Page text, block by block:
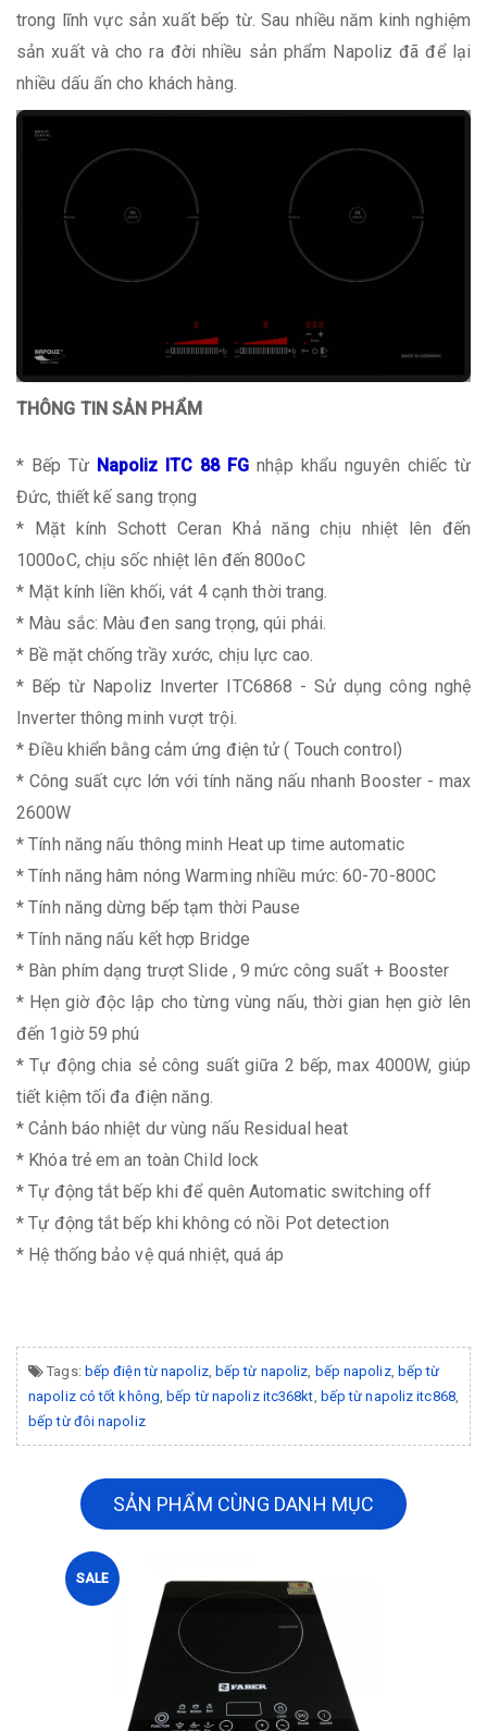
trong lĩnh vực sản xuất bếp từ. Sau nhiều năm kinh nghiệm
sản xuất và cho ra đời nhiều sản phẩm Napoliz đã để lại
nhiều dấu ấn cho khách hàng.
THÔNG TIN SẢN PHẨM
* Bếp Từ Napoliz ITC 88 FG nhập khẩu nguyên chiếc từ
Đức, thiết kế sang trọng
* Mặt kính Schott Ceran Khả năng chịu nhiệt lên đến
1000oC, chịu sốc nhiệt lên đến 800oC
* Mặt kính liền khối, vát 4 cạnh thời trang.
* Màu sắc: Màu đen sang trọng, qúi phái.
* Bề mặt chống trầy xước, chịu lực cao.
* Bếp từ Napoliz Inverter ITC6868 - Sử dụng công nghệ
Inverter thông minh vượt trội.
* Điều khiển bằng cảm ứng điện tử ( Touch control)
* Công suất cực lớn với tính năng nấu nhanh Booster - max
2600W
* Tính năng nấu thông minh Heat up time automatic
* Tính năng hâm nóng Warming nhiều mức: 60-70-800C
* Tính năng dừng bếp tạm thời Pause
* Tính năng nấu kết hợp Bridge
* Bàn phím dạng trượt Slide , 9 mức công suất + Booster
* Hẹn giờ độc lập cho từng vùng nấu, thời gian hẹn giờ lên
đến 1giờ 59 phú
* Tự động chia sẻ công suất giữa 2 bếp, max 4000W, giúp
tiết kiệm tối đa điện năng.
* Cảnh báo nhiệt dư vùng nấu Residual heat
* Khóa trẻ em an toàn Child lock
* Tự động tắt bếp khi để quên Automatic switching off
* Tự động tắt bếp khi không có nồi Pot detection
* Hệ thống bảo vệ quá nhiệt, quá áp
Tags: bếp điện từ napoliz, bếp từ napoliz, bếp napoliz, bếp từ
napoliz có tốt không, bếp từ napoliz itc368kt, bếp từ napoliz itc868,
bếp từ đôi napoliz
SẢN PHẨM CÙNG DANH MỤC
SALE